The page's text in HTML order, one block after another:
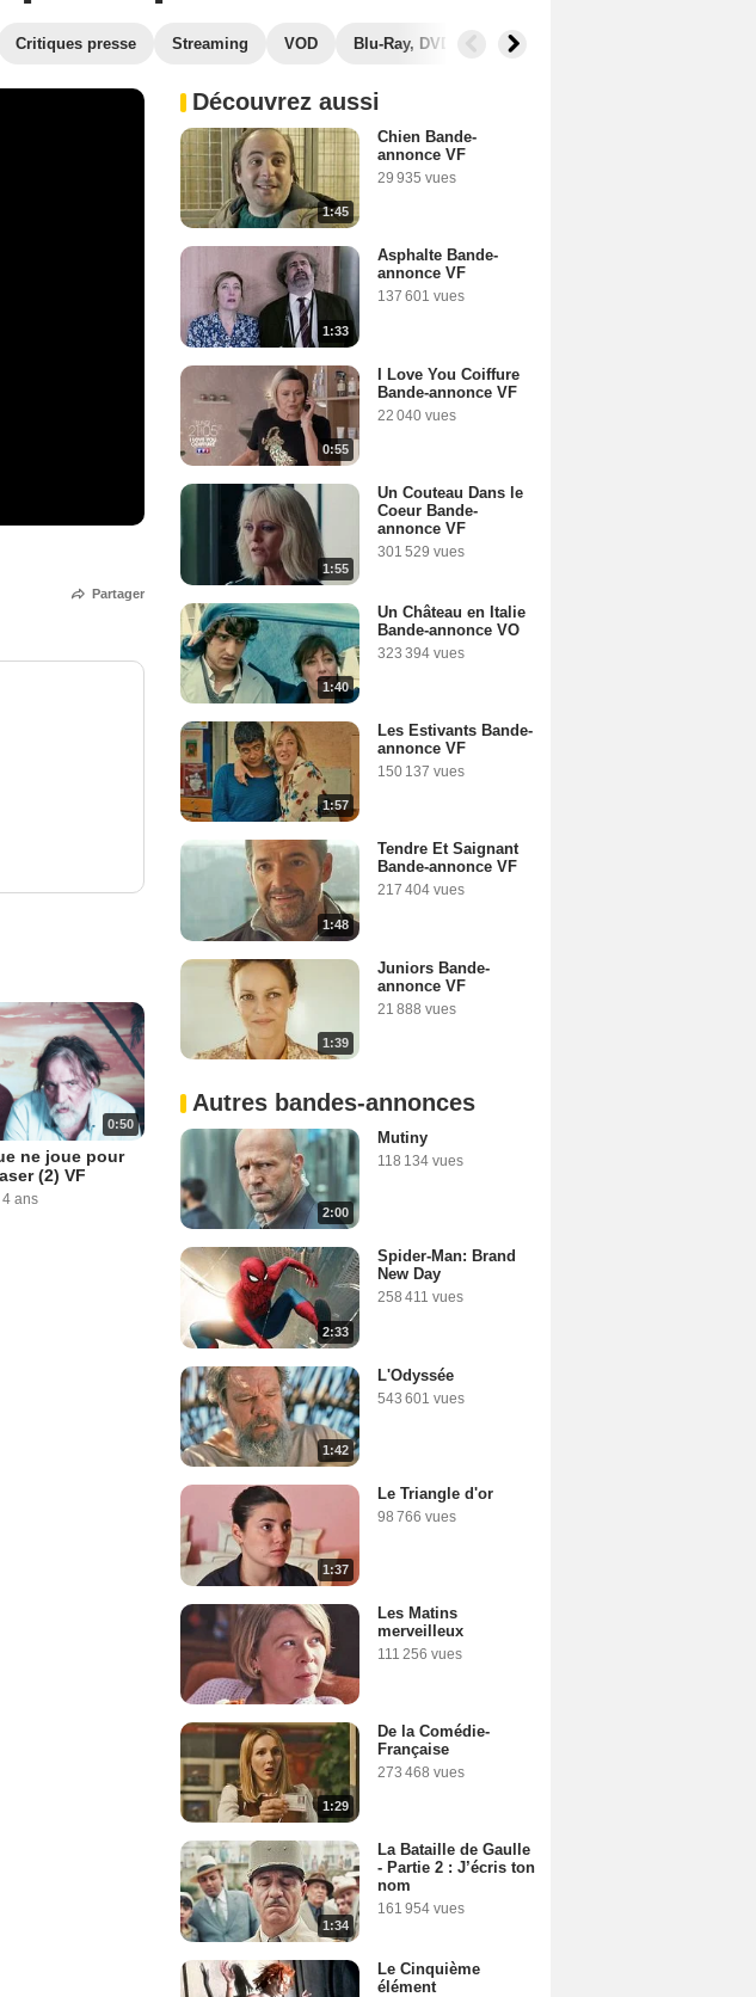
Critiques presse Streaming VOD Blu-Ray, DVD Photos
Partager
0:50
ne joue pour
(2) VF
4 ans
Découvrez aussi
1:45
Chien Bande-
annonce VF
29 935 vues
1:33
Asphalte Bande-
annonce VF
137 601 vues
0:55
I Love You Coiffure
Bande-annonce VF
22 040 vues
1:55
Un Couteau Dans le
Coeur Bande-
annonce VF
301 529 vues
1:40
Un Château en Italie
Bande-annonce VO
323 394 vues
1:57
Les Estivants Bande-
annonce VF
150 137 vues
1:48
Tendre Et Saignant
Bande-annonce VF
217 404 vues
1:39
Juniors Bande-
annonce VF
21 888 vues
Autres bandes-annonces
2:00
Mutiny
118 134 vues
2:33
Spider-Man: Brand
New Day
258 411 vues
1:42
L'Odyssée
543 601 vues
1:37
Le Triangle d'or
98 766 vues
Les Matins
merveilleux
111 256 vues
1:29
De la Comédie-
Française
273 468 vues
1:34
La Bataille de Gaulle
- Partie 2 : J’écris ton
nom
161 954 vues
Le Cinquième
élément